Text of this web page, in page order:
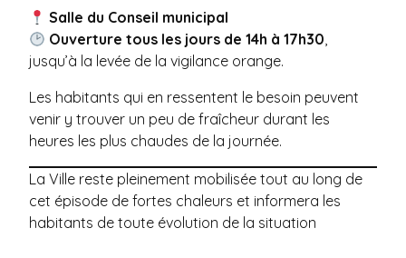
Salle du Conseil municipal
Ouverture tous les jours de 14h à 17h30,
jusqu’à la levée de la vigilance orange.
Les habitants qui en ressentent le besoin peuvent
venir y trouver un peu de fraîcheur durant les
heures les plus chaudes de la journée.
La Ville reste pleinement mobilisée tout au long de
cet épisode de fortes chaleurs et informera les
habitants de toute évolution de la situation